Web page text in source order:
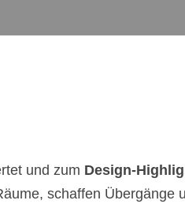
und zum Design-
schaffen Übergänge